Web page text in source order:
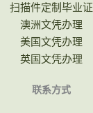
扫描件定制毕业证
澳洲文凭办理
美国文凭办理
英国文凭办理
联系方式